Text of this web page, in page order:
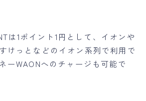
は1ポイント1円として、イオンや
けっとなどのイオン系列で利用で
ーWAONへのチャージも可能で